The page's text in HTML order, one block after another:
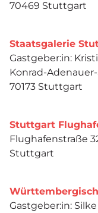
70469 Stuttgart
Staatsgalerie
Gastgeber:in:
Konrad-
70173 Stuttgart
Stuttgart
Flughafenstraße
Stuttgart
Gastgeber:in: